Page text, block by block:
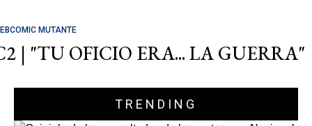
MUTANTE
| "TU OFICIO ERA... LA GUERRA"
TRENDING